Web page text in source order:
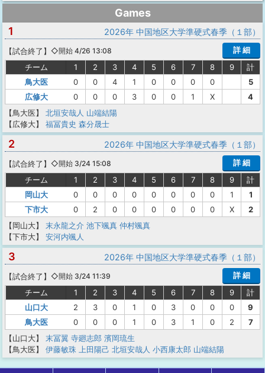
Games
1
2026年 中国地区大学準硬式春季（１部）
【試合終了 】 ◇開始 4/26 13:08
詳 細
チーム
1 2 3 4 5 6 7 8 9
計
鳥大医
0 0 4 1 0 0 0 0
5
広修大
0 0 0 3 0 0 1 X
4
【鳥大医】
北垣安哉人 山端結陽
【広修大】
福冨貴史 森分晟士
2 2026年 中国地区大学準硬式春季（１部）
【試合終了 】 ◇開始 3/24 15:08
詳 細
チーム
1 2 3 4 5 6 7 8 9
計
岡山大
0 0 0 0 0 0 0 0 1
1
下市大
0 2 0 0 0 0 0 0 X
2
【岡山大】
末永龍之介 池下颯真 仲村颯真
【下市大】
安河内颯人
3 2026年 中国地区大学準硬式春季（１部）
【試合終了 】 ◇開始 3/24 11:39
詳 細
チーム
1 2 3 4 5 6 7 8 9
計
山口大
2 3 0 1 0 3 0 0 0
9
鳥大医
0 0 0 1 0 3 1 0 2
7
【山口大】
末冨翼 寺廻志郎 濱岡琉生
【鳥大医】
伊藤敏珠 上田陽己 北垣安哉人 小西康太郎 山端結陽